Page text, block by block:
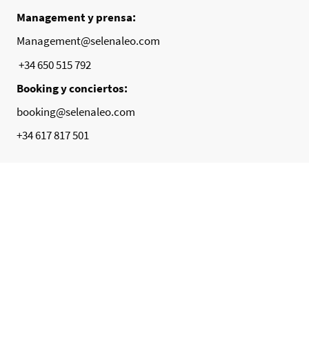
Management y prensa:
Management@selenaleo.com
+34 650 515 792
Booking y conciertos:
booking@selenaleo.com
+34 617 817 501